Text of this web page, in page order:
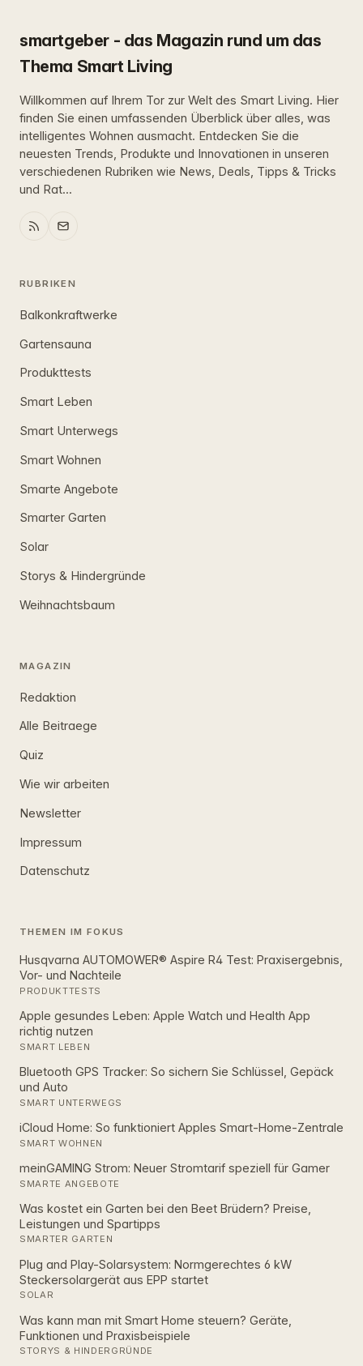
smartgeber - das Magazin rund um das
Thema Smart Living
Willkommen auf Ihrem Tor zur Welt des Smart Living. Hier
finden Sie einen umfassenden Überblick über alles, was
intelligentes Wohnen ausmacht. Entdecken Sie die
neuesten Trends, Produkte und Innovationen in unseren
verschiedenen Rubriken wie News, Deals, Tipps & Tricks
und Rat...
RUBRIKEN
Balkonkraftwerke
Gartensauna
Produkttests
Smart Leben
Smart Unterwegs
Smart Wohnen
Smarte Angebote
Smarter Garten
Solar
Storys & Hindergründe
Weihnachtsbaum
MAGAZIN
Redaktion
Alle Beitraege
Quiz
Wie wir arbeiten
Newsletter
Impressum
Datenschutz
THEMEN IM FOKUS
Husqvarna AUTOMOWER® Aspire R4 Test: Praxisergebnis,
Vor- und Nachteile
PRODUKTTESTS
Apple gesundes Leben: Apple Watch und Health App
richtig nutzen
SMART LEBEN
Bluetooth GPS Tracker: So sichern Sie Schlüssel, Gepäck
und Auto
SMART UNTERWEGS
iCloud Home: So funktioniert Apples Smart‑Home‑Zentrale
SMART WOHNEN
meinGAMING Strom: Neuer Stromtarif speziell für Gamer
SMARTE ANGEBOTE
Was kostet ein Garten bei den Beet Brüdern? Preise,
Leistungen und Spartipps
SMARTER GARTEN
Plug and Play-Solarsystem: Normgerechtes 6 kW
Steckersolargerät aus EPP startet
SOLAR
Was kann man mit Smart Home steuern? Geräte,
Funktionen und Praxisbeispiele
STORYS & HINDERGRÜNDE